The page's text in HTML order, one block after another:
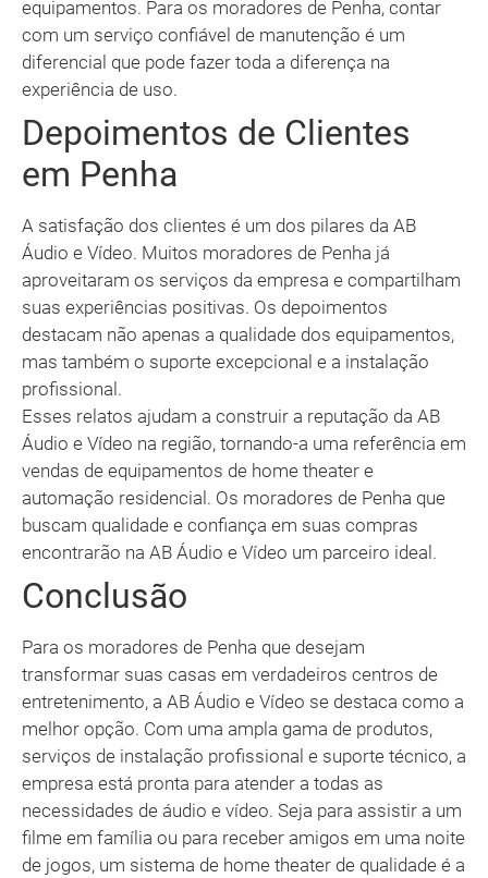
equipamentos. Para os moradores de Penha, contar
com um serviço confiável de manutenção é um
diferencial que pode fazer toda a diferença na
experiência de uso.
Depoimentos de Clientes
em Penha
A satisfação dos clientes é um dos pilares da AB
Áudio e Vídeo. Muitos moradores de Penha já
aproveitaram os serviços da empresa e compartilham
suas experiências positivas. Os depoimentos
destacam não apenas a qualidade dos equipamentos,
mas também o suporte excepcional e a instalação
profissional.
Esses relatos ajudam a construir a reputação da AB
Áudio e Vídeo na região, tornando-a uma referência em
vendas de equipamentos de home theater e
automação residencial. Os moradores de Penha que
buscam qualidade e confiança em suas compras
encontrarão na AB Áudio e Vídeo um parceiro ideal.
Conclusão
Para os moradores de Penha que desejam
transformar suas casas em verdadeiros centros de
entretenimento, a AB Áudio e Vídeo se destaca como a
melhor opção. Com uma ampla gama de produtos,
serviços de instalação profissional e suporte técnico, a
empresa está pronta para atender a todas as
necessidades de áudio e vídeo. Seja para assistir a um
filme em família ou para receber amigos em uma noite
de jogos, um sistema de home theater de qualidade é a